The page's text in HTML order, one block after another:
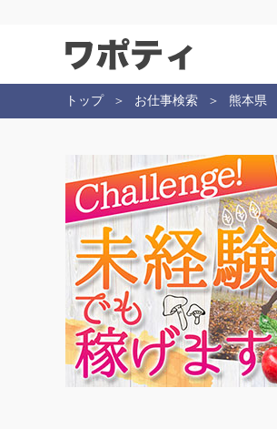
トップ お仕事検索 熊本県